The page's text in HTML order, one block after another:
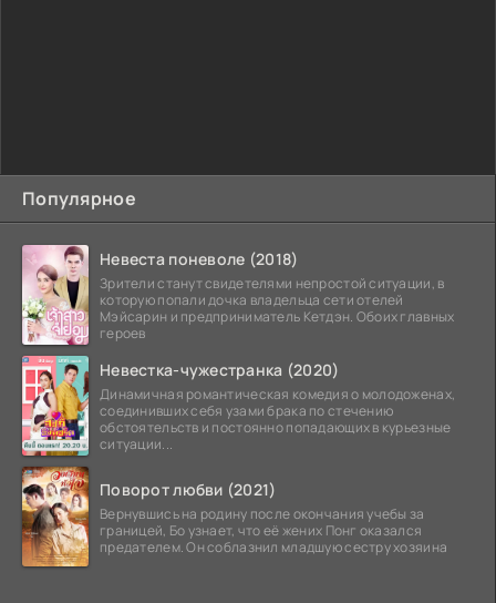
Популярное
Невеста поневоле (2018)
Зрители станут свидетелями непростой ситуации, в
которую попали дочка владельца сети отелей
Мэйсарин и предприниматель Кетдэн. Обоих главных
героев
Невестка-чужестранка (2020)
Динамичная романтическая комедия о молодоженах,
соединивших себя узами брака по стечению
обстоятельств и постоянно попадающих в курьезные
ситуации...
Поворот любви (2021)
Вернувшись на родину после окончания учебы за
границей, Бо узнает, что её жених Понг оказался
предателем. Он соблазнил младшую сестру хозяина